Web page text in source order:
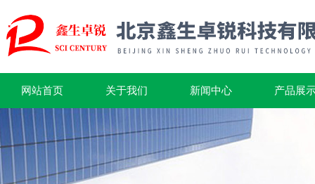
网站首页 关于我们 新闻中心 产品展